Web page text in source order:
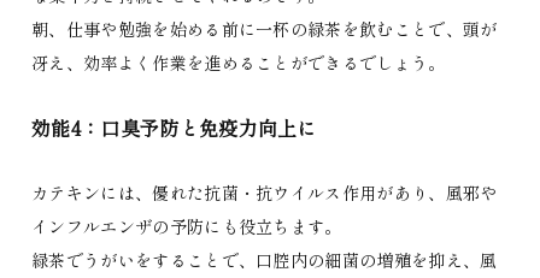
朝、仕事や勉強を始める前に一杯の緑茶を飲むことで、頭が
冴え、効率よく作業を進めることができるでしょう。
効能4：口臭予防と免疫力向上に
カテキンには、優れた抗菌・抗ウイルス作用があり、風邪や
インフルエンザの予防にも役立ちます。
緑茶でうがいをすることで、口腔内の細菌の増殖を抑え、風